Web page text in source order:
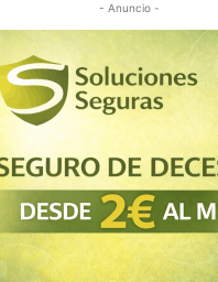
- Anuncio -